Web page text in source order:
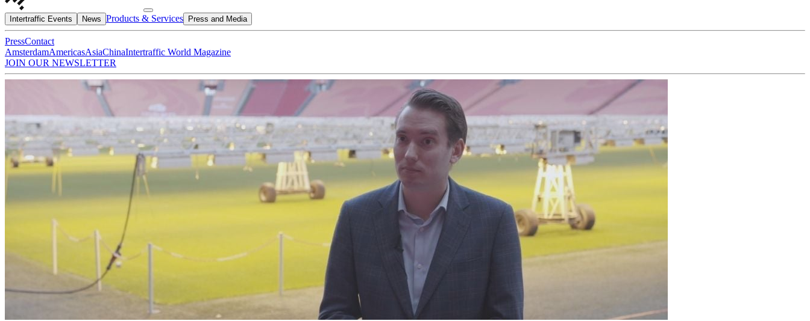
Intertraffic Events News Products & Services Press and Media
PressContact
AmsterdamAmericasAsiaChinaIntertraffic World Magazine
JOIN OUR NEWSLETTER